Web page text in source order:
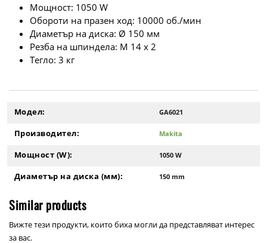
Мощност: 1050 W
Обороти на празен ход: 10000 об./мин
Диаметър на диска: Ø 150 мм
Резба на шпиндела: M 14 x 2
Тегло: 3 кг
Модел: GA6021
Производител: Makita
Мощност (W): 1050 W
Диаметър на диска (мм): 150 mm
Similar products
Вижте тези продукти, които биха могли да представляват интерес
за вас.